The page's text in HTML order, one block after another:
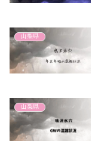
山梨県
山梨県